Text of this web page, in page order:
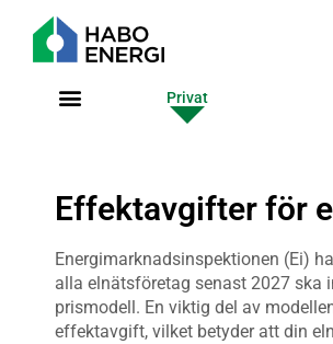
Privat
Effektavgifter för
Energimarknadsinspektionen (Ei)
alla elnätsföretag senast 2027 ska
prismodell. En viktig del av
effektavgift, vilket betyder att din